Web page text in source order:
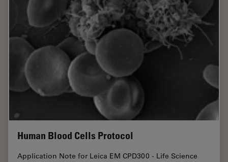
Human Blood Cells Protocol
Application Note for Leica EM CPD300 - Life Science